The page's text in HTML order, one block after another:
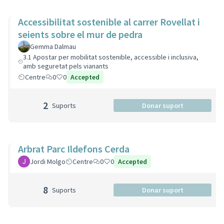
Accessibilitat sostenible al carrer Rovellat i
seients sobre el mur de pedra
Gemma Dalmau
3.1 Apostar per mobilitat sostenible, accessible i inclusiva,
amb seguretat pels vianants
Centre
0 0 Accepted
2 Suports Donar suport
Arbrat Parc Ildefons Cerda
Jordi Molgo Centre 0 0 Accepted
8 Suports Donar suport